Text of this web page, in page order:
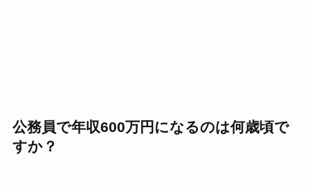
公務員で年収600万円になるのは何歳頃で
すか？